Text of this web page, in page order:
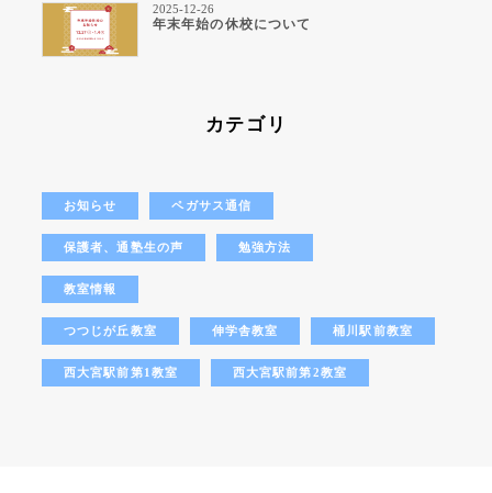
年末年始の休校について
2025-12-26
カテゴリ
お知らせ ペガサス通信
保護者、通塾生の声 勉強方法
教室情報
つつじが丘教室 伸学舎教室 桶川駅前教室
西大宮駅前第1教室 西大宮駅前第2教室